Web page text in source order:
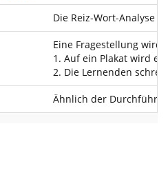
Die Reiz-Wort-Analyse
Eine Fragestellung
1. Auf ein Plakat wird
2. Die Lernenden
Ähnlich der